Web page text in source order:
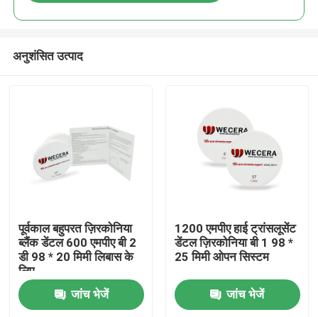
अनुशंसित उत्पाद
पूर्वकाल बहुपरत ज़िरकोनिया
ब्लैंक डेंटल 600 एमपीए बी 2
डी 98 * 20 मिमी लिबास के
लिए
जांच भेजें
1200 एमपीए हाई ट्रांसलूसेंट
डेंटल ज़िरकोनिया बी 1 98 *
25 मिमी ओपन सिस्टम
जांच भेजें